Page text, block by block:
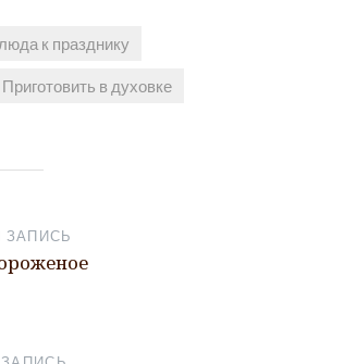
к празднику
Приготовить в духовке